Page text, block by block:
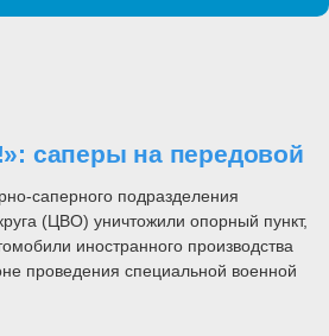
саперы на передовой
саперного подразделения
(ЦВО) уничтожили опорный пункт,
иностранного производства
проведения специальной военной